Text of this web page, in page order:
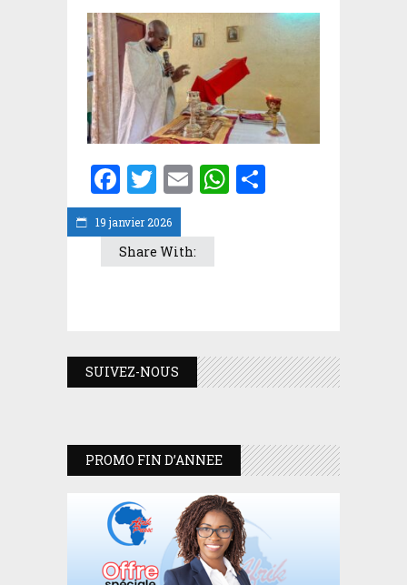
19 janvier 2026
Facebook
Twitter
EmailWhatsApp
Share With:
SUIVEZ-NOUS
PROMO FIN D’ANNEE